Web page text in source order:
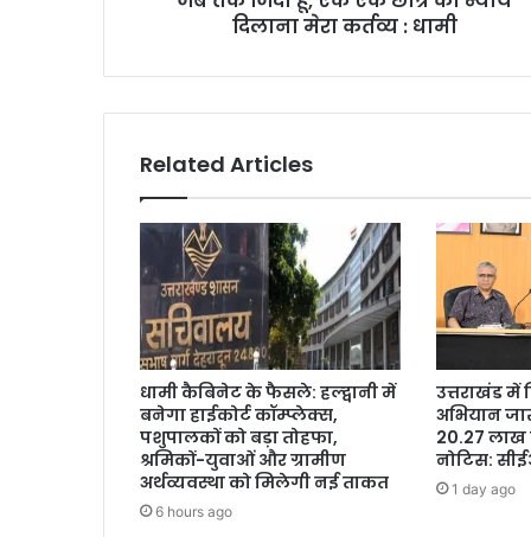
दिलाना मेरा कर्तव्य : धामी
Related Articles
धामी कैबिनेट के फैसले: हल्द्वानी में
बनेगा हाईकोर्ट कॉम्प्लेक्स,
पशुपालकों को बड़ा तोहफा,
श्रमिकों-युवाओं और ग्रामीण
अर्थव्यवस्था को मिलेगी नई ताकत
6 hours ago
उत्तराखंड में
अभियान
20.27
नोटिस:
1 day ago